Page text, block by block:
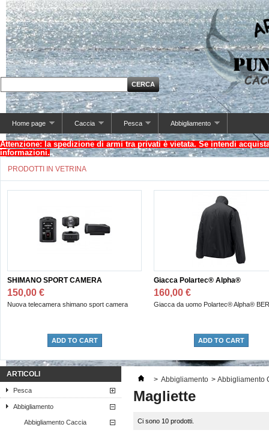
Home page Caccia Pesca Abbigliamento
Attenzione: la spedizione di armi tra privati è vietata. Se intendi
informazioni.
PRODOTTI IN VETRINA
SHIMANO SPORT CAMERA
150,00 €
Nuova telecamera shimano sport camera
ADD TO CART
Giacca Polartec® Alpha®
160,00 €
Giacca da uomo Polartec® Alpha®
ADD TO CART
ARTICOLI
Pesca
Abbigliamento
Abbigliamento Caccia
> Abbigliamento > Abbigliamento
Magliette
Ci sono 10 prodotti.